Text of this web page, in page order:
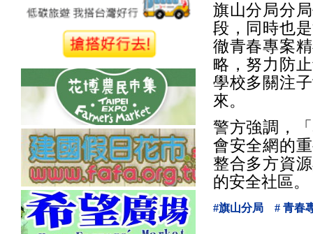
旗山分局分
段，同時也
徹青春專案
略，努力防
學校多關注
來。
警方強調，
會安全網的
整合多方資
的安全社區。
#旗山分局 # 青春